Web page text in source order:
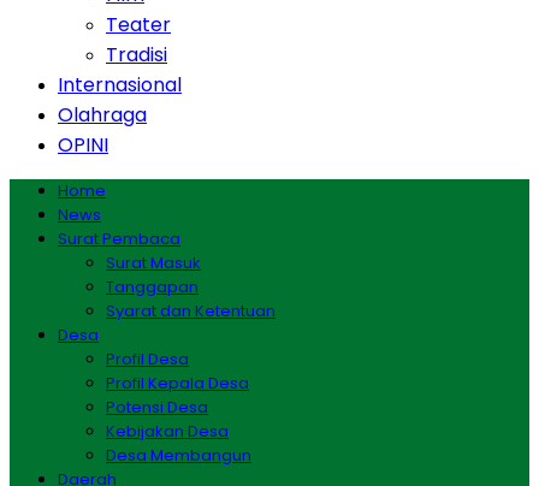
Teater
Tradisi
Internasional
Olahraga
OPINI
Home
News
Surat Pembaca
Surat Masuk
Tanggapan
Syarat dan Ketentuan
Desa
Profil Desa
Profil Kepala Desa
Potensi Desa
Kebijakan Desa
Desa Membangun
Daerah